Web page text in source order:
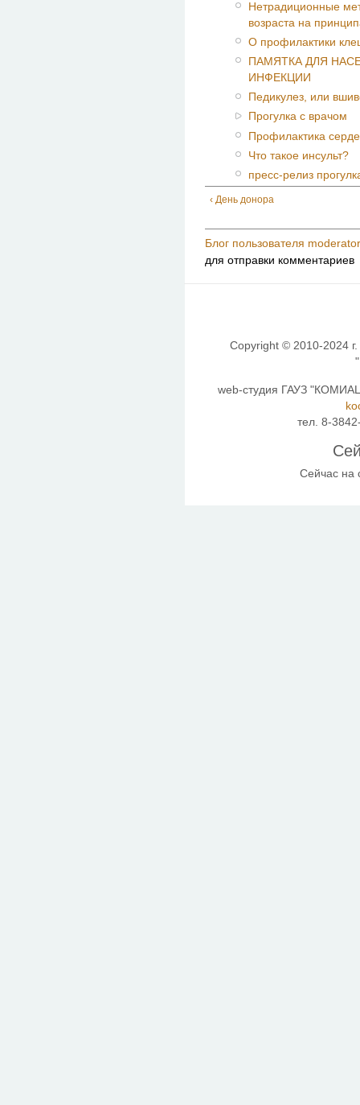
Нетрадиционные
возраста на
О профилактики
ПАМЯТКА ДЛЯ
ИНФЕКЦИИ
Педикулез, или
Прогулка с врачом
Профилактика
Что такое инсульт?
пресс-релиз
‹ День донора
Блог пользователя moderator
для отправки комментариев
Copyright © 2010-2024
web-студия ГАУЗ
тел. 8-
Сейчас на